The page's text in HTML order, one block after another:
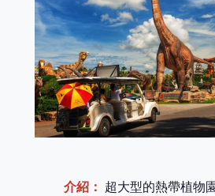
介紹： 超大型的熱帶植物